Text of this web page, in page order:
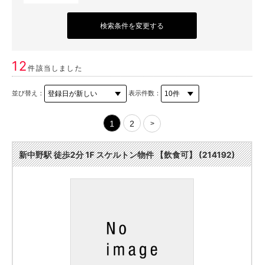
検索条件を変更する
12件該当しました
並び替え： 表示件数：
1 2 >
新中野駅 徒歩2分 1F スケルトン物件 【飲食可】 (214192)